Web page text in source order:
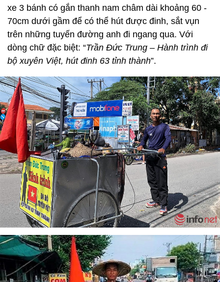
xe 3 bánh có gắn thanh nam châm dài khoảng 60 -
70cm dưới gầm để có thể hút được đinh, sắt vụn
trên những tuyến đường anh đi ngang qua. Với
dòng chữ đặc biệt: “Trần Đức Trung – Hành trình đi
bộ xuyên Việt, hút đinh 63 tỉnh thành”.